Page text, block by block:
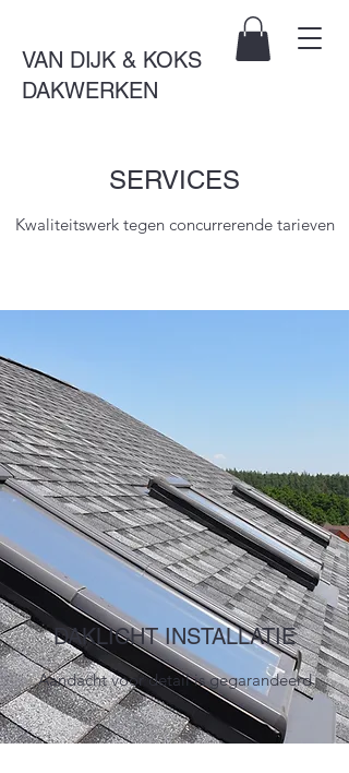
VAN DIJK & KOKS
DAKWERKEN
SERVICES
Kwaliteitswerk tegen concurrerende tarieven
DAKLICHT INSTALLATIE
Aandacht voor detail is gegarandeerd